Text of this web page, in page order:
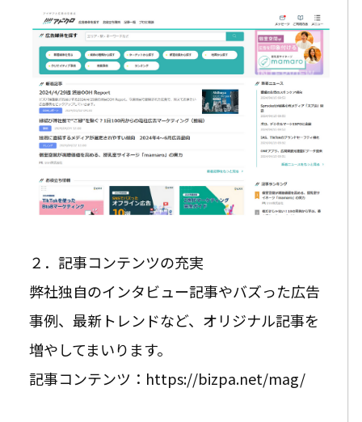
２．記事コンテンツの充実
弊社独自のインタビュー記事やバズった広告
事例、最新トレンドなど、オリジナル記事を
増やしてまいります。
記事コンテンツ：https://bizpa.net/mag/